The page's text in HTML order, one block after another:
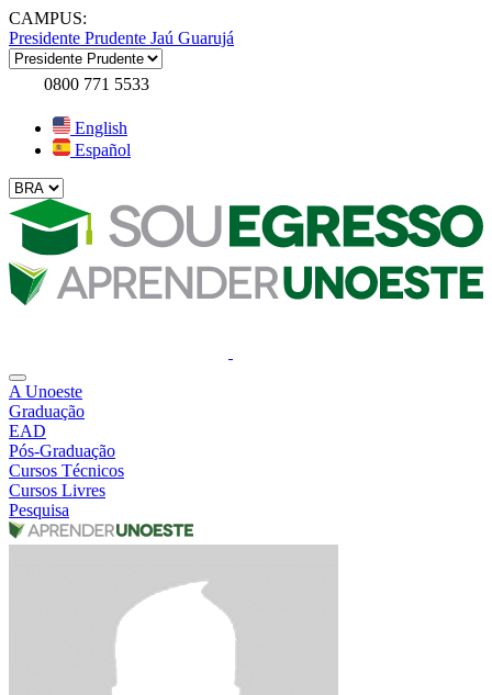
CAMPUS:
Presidente Prudente Jaú Guarujá
0800 771 5533
English
Español
A Unoeste
Graduação
EAD
Pós-Graduação
Cursos Técnicos
Cursos Livres
Pesquisa